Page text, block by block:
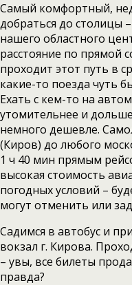
Самый комфортный,
добраться до столицы
нашего областного
расстояние по прямой
проходит этот путь в
какие-то поезда чуть
Ехать с кем-то на
утомительнее и
немного дешевле.
(Киров) до любого
1 ч 40 мин прямым
высокая стоимость
погодных условий –
могут отменить или
Садимся в автобус и
вокзал г. Кирова.
– увы, все билеты
правда?